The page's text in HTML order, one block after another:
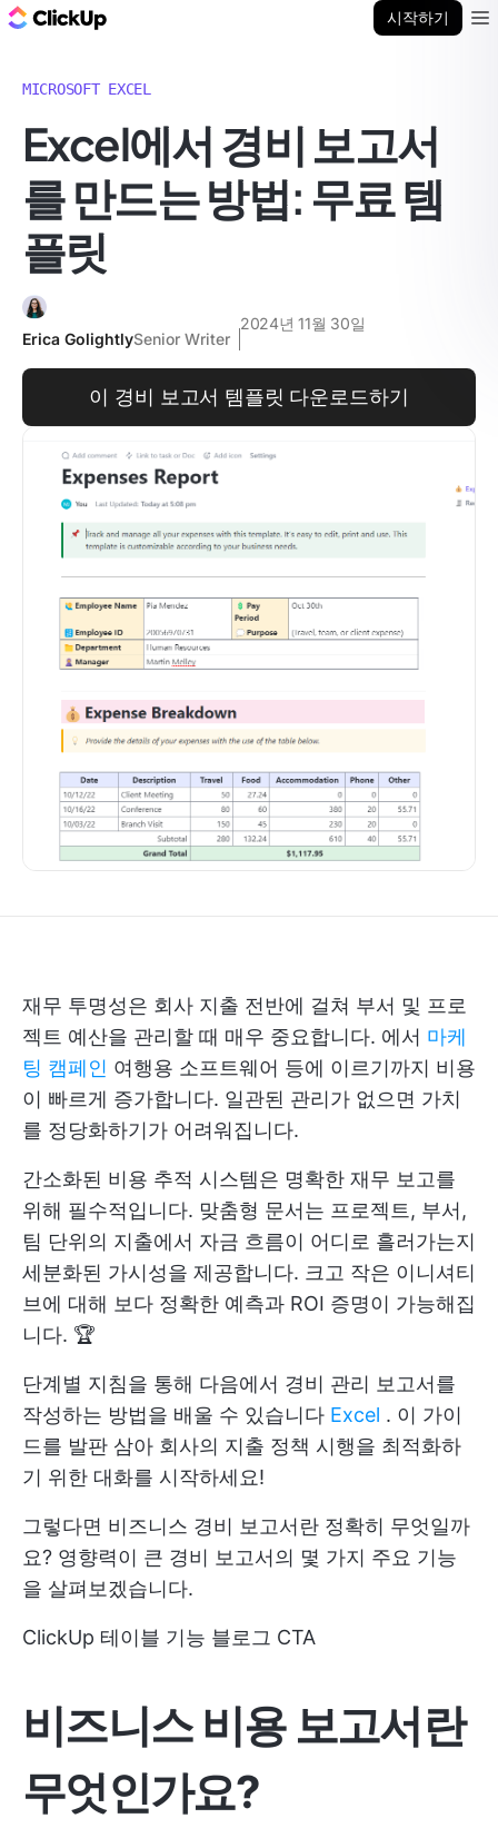
시작하기
MICROSOFT EXCEL
Excel에서 경비 보고서
를 만드는 방법: 무료 템
플릿
Erica GolightlySenior Writer
2024년 11월 30일
이 경비 보고서 템플릿 다운로드하기
재무 투명성은 회사 지출 전반에 걸쳐 부서 및 프로
젝트 예산을 관리할 때 매우 중요합니다. 에서 마케
팅 캠페인 여행용 소프트웨어 등에 이르기까지 비용
이 빠르게 증가합니다. 일관된 관리가 없으면 가치
를 정당화하기가 어려워집니다.
간소화된 비용 추적 시스템은 명확한 재무 보고를
위해 필수적입니다. 맞춤형 문서는 프로젝트, 부서,
팀 단위의 지출에서 자금 흐름이 어디로 흘러가는지
세분화된 가시성을 제공합니다. 크고 작은 이니셔티
브에 대해 보다 정확한 예측과 ROI 증명이 가능해집
니다. 🏆
단계별 지침을 통해 다음에서 경비 관리 보고서를
작성하는 방법을 배울 수 있습니다 Excel . 이 가이
드를 발판 삼아 회사의 지출 정책 시행을 최적화하
기 위한 대화를 시작하세요!
그렇다면 비즈니스 경비 보고서란 정확히 무엇일까
요? 영향력이 큰 경비 보고서의 몇 가지 주요 기능
을 살펴보겠습니다.
ClickUp 테이블 기능 블로그 CTA
비즈니스 비용 보고서란
무엇인가요?